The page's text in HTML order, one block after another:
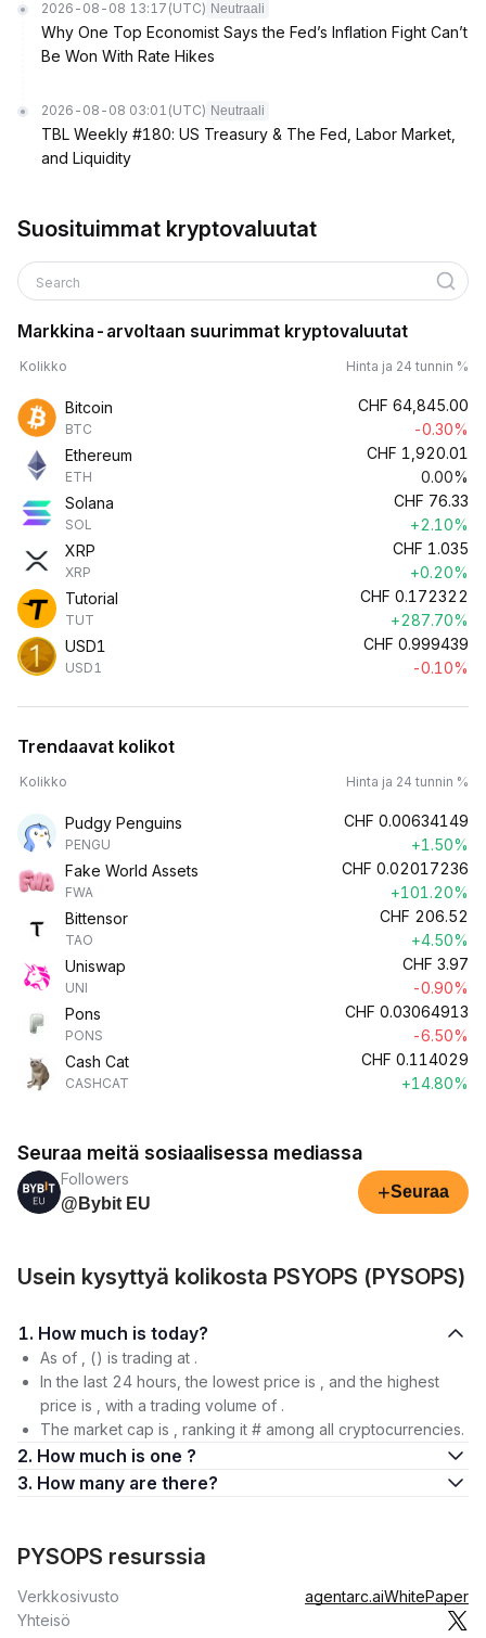
2026-08-08 13:17 (UTC) Neutraali
Why One Top Economist Says the Fed’s Inflation Fight Can’t
Be Won With Rate Hikes
2026-08-08 03:01 (UTC) Neutraali
TBL Weekly #180: US Treasury & The Fed, Labor Market,
and Liquidity
Suosituimmat kryptovaluutat
Search
Markkina-arvoltaan suurimmat kryptovaluutat
Kolikko Hinta ja 24 tunnin %
Bitcoin
BTC
CHF 64,845.00
-0.30%
Ethereum
ETH
CHF 1,920.01
0.00%
Solana
SOL
CHF 76.33
+2.10%
XRP
XRP
CHF 1.035
+0.20%
Tutorial
TUT
CHF 0.172322
+287.70%
USD1
USD1
CHF 0.999439
-0.10%
Trendaavat kolikot
Kolikko Hinta ja 24 tunnin %
Pudgy Penguins
PENGU
CHF 0.00634149
+1.50%
Fake World Assets
FWA
CHF 0.02017236
+101.20%
Bittensor
TAO
CHF 206.52
+4.50%
Uniswap
UNI
CHF 3.97
-0.90%
Pons
PONS
CHF 0.03064913
-6.50%
Cash Cat
CASHCAT
CHF 0.114029
+14.80%
Seuraa meitä sosiaalisessa mediassa
Followers
@Bybit EU
+Seuraa
Usein kysyttyä kolikosta PSYOPS (PYSOPS)
1. How much is today?
As of , () is trading at .
In the last 24 hours, the lowest price is , and the highest
price is , with a trading volume of .
The market cap is , ranking it # among all cryptocurrencies.
2. How much is one ?
3. How many are there?
PYSOPS resurssia
Verkkosivusto agentarc.aiWhitePaper
Yhteisö